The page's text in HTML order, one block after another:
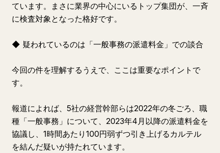
ています。まさに業界の中心にいるトップ集団が、一斉
に検査対象となった格好です。
◆ 疑われているのは「一般事務の派遣料金」での談合
今回の件を理解するうえで、ここは重要なポイントで
す。
報道によれば、5社の経営幹部らは2022年の冬ごろ、職
種「一般事務」について、2023年4月以降の派遣料金を
協議し、1時間あたり100円弱ずつ引き上げるカルテル
を結んだ疑いが持たれています。